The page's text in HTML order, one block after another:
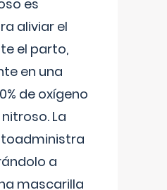
es
aliviar el
el parto,
en una
de oxígeno
La
a
mascarilla